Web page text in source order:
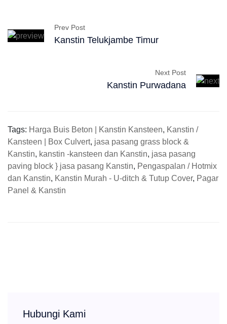
Prev Post
Kanstin Telukjambe Timur
Next Post
Kanstin Purwadana
Tags: Harga Buis Beton | Kanstin Kansteen, Kanstin /
Kansteen | Box Culvert, jasa pasang grass block &
Kanstin, kanstin -kansteen dan Kanstin, jasa pasang
paving block } jasa pasang Kanstin, Pengaspalan / Hotmix
dan Kanstin, Kanstin Murah - U-ditch & Tutup Cover, Pagar
Panel & Kanstin
Hubungi Kami